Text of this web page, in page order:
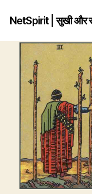
NetSpirit | सुखी और